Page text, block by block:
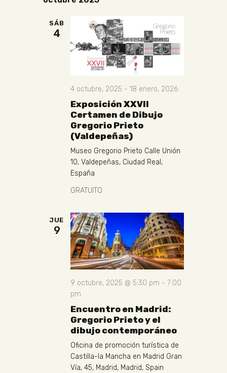
SÁB
4
4 octubre, 2025 - 18 enero, 2026
Exposición XXVII
Certamen de Dibujo
Gregorio Prieto
(Valdepeñas)
Museo Gregorio Prieto Calle Unión
10, Valdepeñas, Ciudad Real,
España
GRATUITO
JUE
9
9 octubre, 2025 @ 5:30 pm - 7:00
pm
Encuentro en Madrid:
Gregorio Prieto y el
dibujo contemporáneo
Oficina de promoción turística de
Castilla-la Mancha en Madrid Gran
Vía, 45, Madrid, Madrid, Spain